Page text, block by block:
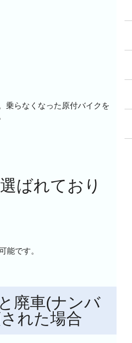
乗らなくなった原付バイクを
ばれており
能です。
廃車(ナンバ
れた場合